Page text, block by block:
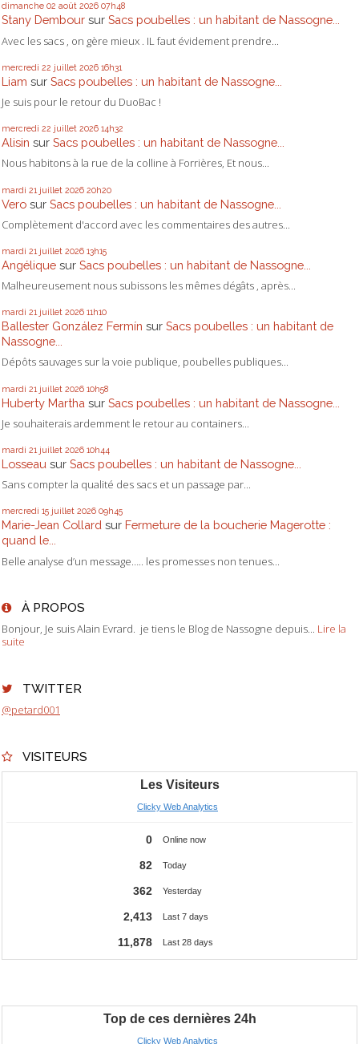
dimanche 02 août 2026 07h48
Stany Dembour sur Sacs poubelles : un habitant de Nassogne...
Avec les sacs , on gère mieux . IL faut évidement prendre...
mercredi 22 juillet 2026 16h31
Liam sur Sacs poubelles : un habitant de Nassogne...
Je suis pour le retour du DuoBac !
mercredi 22 juillet 2026 14h32
Alisin sur Sacs poubelles : un habitant de Nassogne...
Nous habitons à la rue de la colline à Forrières, Et nous...
mardi 21 juillet 2026 20h20
Vero sur Sacs poubelles : un habitant de Nassogne...
Complètement d'accord avec les commentaires des autres...
mardi 21 juillet 2026 13h15
Angélique sur Sacs poubelles : un habitant de Nassogne...
Malheureusement nous subissons les mêmes dégâts , après...
mardi 21 juillet 2026 11h10
Ballester González Fermín sur Sacs poubelles : un habitant de
Nassogne...
Dépôts sauvages sur la voie publique, poubelles publiques...
mardi 21 juillet 2026 10h58
Huberty Martha sur Sacs poubelles : un habitant de Nassogne...
Je souhaiterais ardemment le retour au containers...
mardi 21 juillet 2026 10h44
Losseau sur Sacs poubelles : un habitant de Nassogne...
Sans compter la qualité des sacs et un passage par...
mercredi 15 juillet 2026 09h45
Marie-Jean Collard sur Fermeture de la boucherie Magerotte :
quand le...
Belle analyse d’un message….. les promesses non tenues...
À PROPOS
Bonjour, Je suis Alain Evrard. je tiens le Blog de Nassogne depuis... Lire la
suite
TWITTER
@petard001
VISITEURS